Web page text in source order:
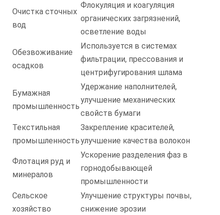
Очистка сточных
вод
Флокуляция и коагуляция
органических загрязнений,
осветление воды
Обезвоживание
осадков
Используется в системах
фильтрации, прессования и
центрифугирования шлама
Бумажная
промышленность
Удержание наполнителей,
улучшение механических
свойств бумаги
Текстильная
промышленность
Закрепление красителей,
улучшение качества волокон
Флотация руд и
минералов
Ускорение разделения фаз в
горнодобывающей
промышленности
Сельское
хозяйство
Улучшение структуры почвы,
снижение эрозии